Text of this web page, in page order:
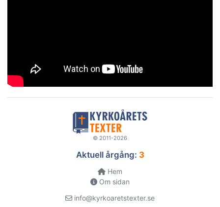
© 2011-2026
Aktuell årgång: 3
Hem
Om sidan
info@kyrkoaretstexter.se